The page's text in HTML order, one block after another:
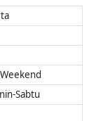
Sabtu